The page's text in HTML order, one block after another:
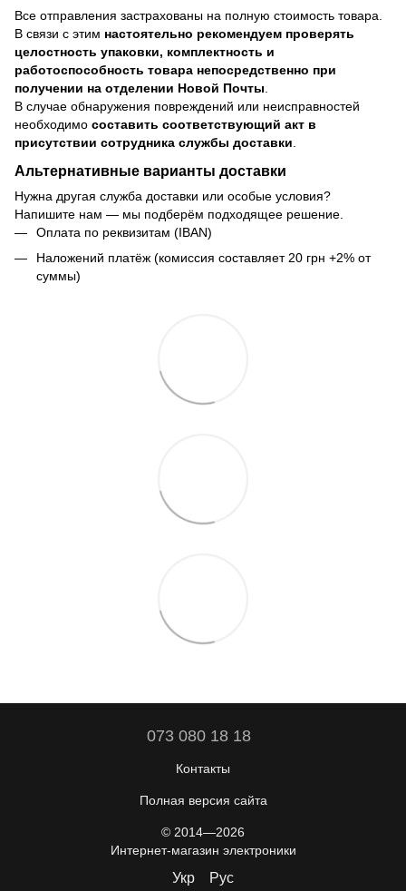
Все отправления застрахованы на полную стоимость товара.
В связи с этим настоятельно рекомендуем проверять
целостность упаковки, комплектность и
работоспособность товара непосредственно при
получении на отделении Новой Почты
В случае обнаружения повреждений или неисправностей
необходимо составить соответствующий акт в
присутствии сотрудника службы доставки
Альтернативные варианты доставки
Нужна другая служба доставки или особые условия?
Напишите нам — мы подберём подходящее решение.
Оплата по реквизитам (IBAN)
Наложений платёж (комиссия составляет 20 грн +2% от
суммы)
073 080 18 18
Контакты
Полная версия сайта
© 2014—2026
Интернет-магазин электроники
Укр Рус